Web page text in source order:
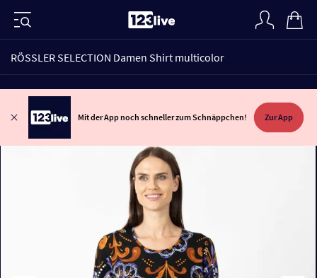
RÖSSLER SELECTION Damen Shirt multicolor
Mit der App noch schneller zum Schnäppchen! Zur App